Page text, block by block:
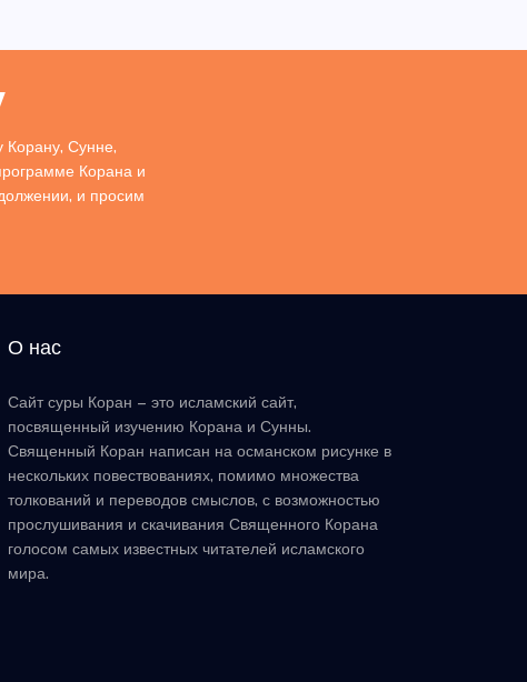
Сунне,
Корана и
и просим
О нас
Сайт суры Коран – это исламский сайт,
посвященный изучению Корана и Сунны.
Священный Коран написан на османском рисунке в
нескольких повествованиях, помимо множества
толкований и переводов смыслов, с возможностью
прослушивания и скачивания Священного Корана
голосом самых известных читателей исламского
мира.